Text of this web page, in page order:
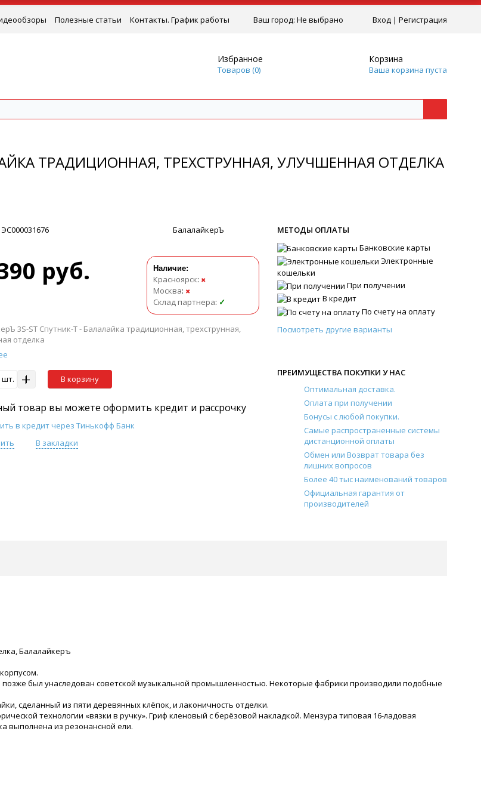
Ваш город: Не выбрано Вход | Регистрация
Полезные статьи
Контакты. График работы
Избранное
Товаров (0)
Корзина
Ваша корзина пуста
ТРАДИЦИОННАЯ, ТРЕХСТРУННАЯ, УЛУЧШЕННАЯ ОТДЕЛКА
ЭС000031676
БалалайкерЪ
руб. Наличие:
Красноярск: ✖
Москва: ✖
Склад партнера: ✓
3S-ST Спутник-Т - Балалайка традиционная, трехструнная,
отделка
шт. В корзину
товар вы можете оформить кредит и рассрочку
В закладки
МЕТОДЫ ОПЛАТЫ
Банковские карты
Электронные
кошельки
При получении
В кредит
По счету на оплату
Посмотреть другие варианты
ПРЕИМУЩЕСТВА ПОКУПКИ У НАС
Оптимальная доставка.
Оплата при получении
Бонусы с любой покупки.
Самые распространенные системы
дистанционной оплаты
Обмен или Возврат товара без
лишних вопросов
Более 40 тыс наименований товаров
Официальная гарантия от
производителей
Балалайкеръ
был унаследован советской музыкальной промышленностью. Некоторые фабрики производили подобные
сделанный из пяти деревянных клёпок, и лаконичность отделки.
технологии «вязки в ручку». Гриф кленовый с берёзовой накладкой. Мензура типовая 16-ладовая
выполнена из резонансной ели.